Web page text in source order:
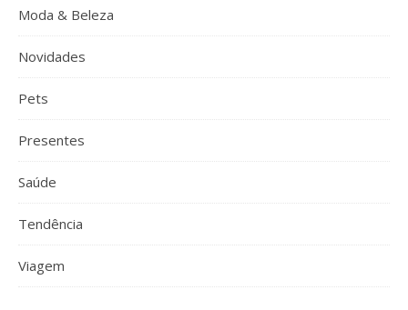
Moda & Beleza
Novidades
Pets
Presentes
Saúde
Tendência
Viagem